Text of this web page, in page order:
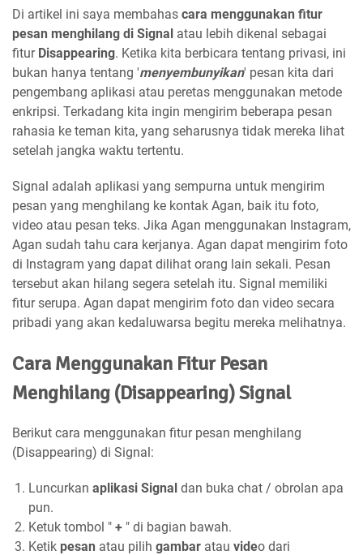
Di artikel ini saya membahas cara menggunakan fitur
pesan menghilang di Signal atau lebih dikenal sebagai
fitur Disappearing. Ketika kita berbicara tentang privasi, ini
bukan hanya tentang 'menyembunyikan' pesan kita dari
pengembang aplikasi atau peretas menggunakan metode
enkripsi. Terkadang kita ingin mengirim beberapa pesan
rahasia ke teman kita, yang seharusnya tidak mereka lihat
setelah jangka waktu tertentu.
Signal adalah aplikasi yang sempurna untuk mengirim
pesan yang menghilang ke kontak Agan, baik itu foto,
video atau pesan teks. Jika Agan menggunakan Instagram,
Agan sudah tahu cara kerjanya. Agan dapat mengirim foto
di Instagram yang dapat dilihat orang lain sekali. Pesan
tersebut akan hilang segera setelah itu. Signal memiliki
fitur serupa. Agan dapat mengirim foto dan video secara
pribadi yang akan kedaluwarsa begitu mereka melihatnya.
Cara Menggunakan Fitur Pesan
Menghilang (Disappearing) Signal
Berikut cara menggunakan fitur pesan menghilang
(Disappearing) di Signal:
Luncurkan aplikasi Signal dan buka chat / obrolan apa
pun.
Ketuk tombol " + " di bagian bawah.
Ketik pesan atau pilih gambar atau video dari